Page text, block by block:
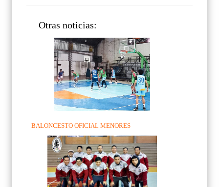
Otras noticias:
BALONCESTO OFICIAL MENORES